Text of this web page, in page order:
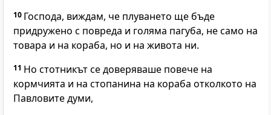
10 Господа, виждам, че плуването ще бъде
придружено с повреда и голяма пагуба, не само на
товара и на кораба, но и на живота ни.
11 Но стотникът се доверяваше повече на
кормчията и на стопанина на кораба отколкото на
Павловите думи,